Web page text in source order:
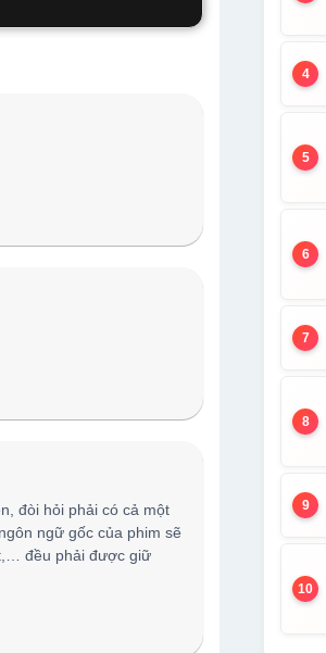
đòi hỏi phải có cả một
ngữ gốc của phim sẽ
đều phải được giữ